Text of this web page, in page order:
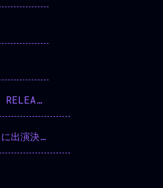
black cumin (KANADE KAGEYAMA NISHIZAH, SORE GONBOSAN YA REMIX) DIGITAL RELEASE
KYOTO MUSE 31st ANNIVERSARY LIVE DAY4 NABOWA×jizue「BACK TO BACK LIVE」に出演決定